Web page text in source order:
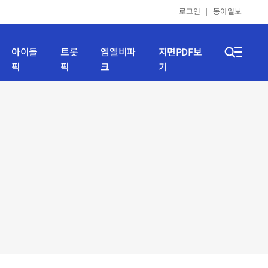
로그인 동아일보
아이돌
픽
트롯
픽
엠엘비파
크
지면PDF보
기